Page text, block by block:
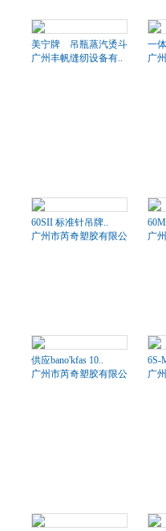
美宁牌 吊瓶蒸汽烫斗
广州丰帆缝纫设备有..
一
广
60SII 标准针吊牌..
广州市芮奇塑胶有限公司
广
供应bano'kfas 10..
广州市芮奇塑胶有限公司
6S-
广